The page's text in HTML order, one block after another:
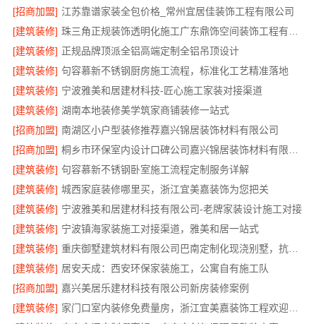
[招商加盟] 江苏靠谱家装全包价格_常州宜居佳装饰工程有限公司
[建筑装修]
[建筑装修] 正规品牌顶派全铝高端定制全铝吊顶设计
[建筑装修] 句容慕新不锈钢厨房施工流程，标准化工艺精准落地
[建筑装修] 宁波雅美和居建材科技-匠心施工家装对接渠道
[建筑装修] 湖南本地装修美学筑家商铺装修一站式
[招商加盟] 南湖区小户型装修推荐嘉兴锦居装饰材料有限公司
[招商加盟]
[建筑装修] 句容慕新不锈钢卧室施工流程定制服务详解
[建筑装修] 城西家庭装修哪里买，浙江宜美嘉装饰为您把关
[建筑装修] 宁波雅美和居建材科技有限公司-老牌家装设计施工对接
[建筑装修] 宁波镇海家装施工对接渠道，雅美和居一站式
[建筑装修]
重庆御墅建筑材料有限公司巴南定制化现浇别墅，抗震防风
[建筑装修] 居安天成：西安环保家装施工，公寓自有施工队
[招商加盟] 嘉兴美居乐建材科技有限公司新房装修案例
[建筑装修]